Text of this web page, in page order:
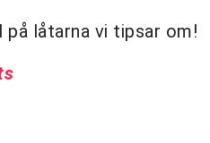
låtarna vi tipsar om!